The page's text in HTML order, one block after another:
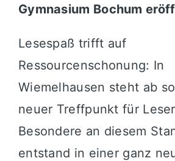
Gymnasium Bochum
Lesespaß trifft auf
Ressourcenschonung: In
Wiemelhausen steht ab
neuer Treffpunkt für
Besondere an diesem
entstand in einer ganz